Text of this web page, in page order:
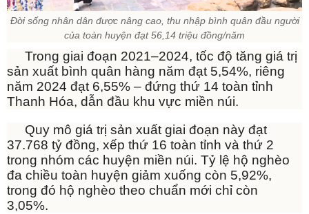
Đờisống nhân dân được nâng cao, thu nhập bình quân đầu người
của toàn huyện đạt 56,14 triệu đồng/năm
Trong giai đoạn 2021–2024, tốc độ tăng giá trị
sản xuất bình quân hàng năm đạt 5,54%, riêng
năm 2024 đạt 6,55% – đứng thứ 14 toàn tỉnh
Thanh Hóa, dẫn đầu khu vực miền núi.
Quy mô giá trị sản xuất giai đoạn này đạt
37.768 tỷ đồng, xếp thứ 16 toàn tỉnh và thứ 2
trong nhóm các huyện miền núi. Tỷ lệ hộ nghèo
đa chiều toàn huyện giảm xuống còn 5,92%,
trong đó hộ nghèo theo chuẩn mới chỉ còn
3,05%.